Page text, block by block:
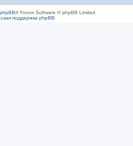
phpBB® Forum Software © phpBB Limited
поддержка phpBB